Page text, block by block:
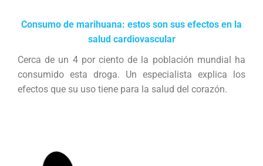
Consumo de marihuana: estos son sus efectos en la
salud cardiovascular
Cerca de un 4 por ciento de la población mundial ha
consumido esta droga. Un especialista explica los
efectos que su uso tiene para la salud del corazón.